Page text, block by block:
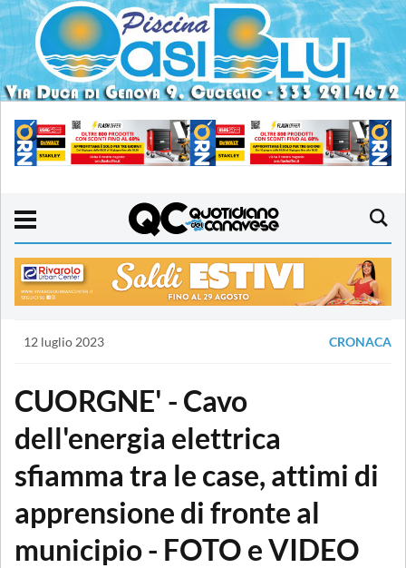
12 luglio 2023 CRONACA
CUORGNE' - Cavo
dell'energia elettrica
sfiamma tra le case, attimi di
apprensione di fronte al
municipio - FOTO e VIDEO